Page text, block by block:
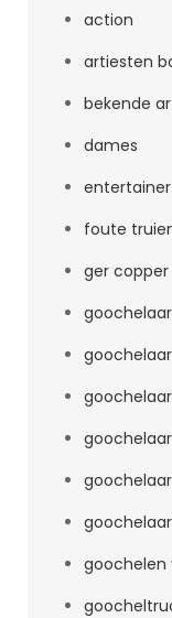
action
artiesten
bekende
dames
foute
ger copper
goochelaar
goochelen